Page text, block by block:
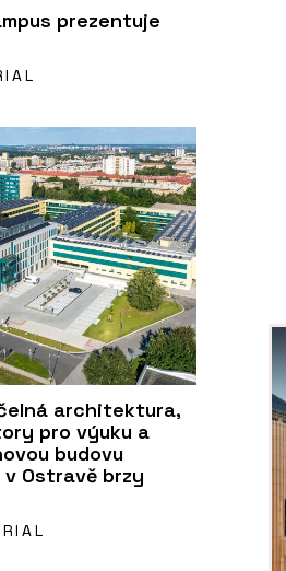
prezentuje
architektura,
pro výuku a
budovu
Ostravě brzy